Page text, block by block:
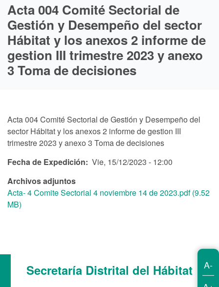
Acta 004 Comité Sectorial de
Gestión y Desempeño del sector
Hábitat y los anexos 2 informe de
gestion III trimestre 2023 y anexo
3 Toma de decisiones
Acta 004 Comité Sectorial de Gestión y Desempeño del
sector Hábitat y los anexos 2 informe de gestion III
trimestre 2023 y anexo 3 Toma de decisiones
Fecha de Expedición
Vie, 15/12/2023 - 12:00
Archivos adjuntos
Acta- 4 Comite Sectorial 4 noviembre 14 de 2023.pdf (9.52
MB)
Secretaría Distrital del Hábitat
A-